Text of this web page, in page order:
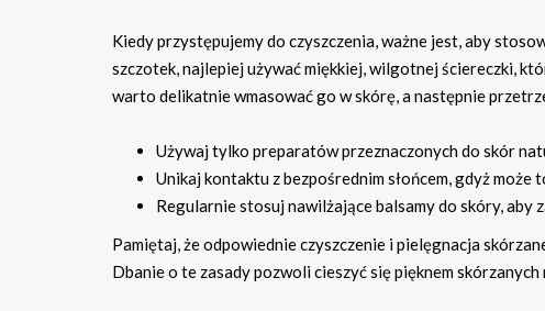
Kiedy przystępujemy do czyszczenia, ważne jest, aby
szczotek, najlepiej używać miękkiej, wilgotnej ściereczki,
warto delikatnie wmasować go w skórę, a następnie
Używaj tylko preparatów przeznaczonych do skór
Unikaj kontaktu z bezpośrednim słońcem, gdyż
Regularnie stosuj nawilżające balsamy do skóry, aby
Pamiętaj, że odpowiednie czyszczenie i pielęgnacja
Dbanie o te zasady pozwoli cieszyć się pięknem